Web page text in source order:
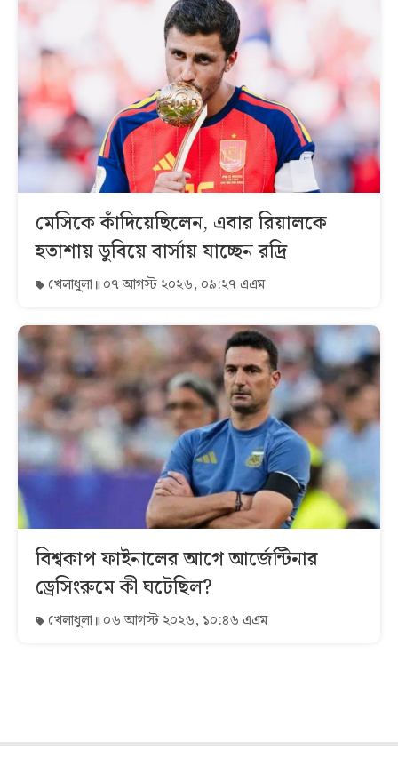
মেসিকে কাঁদিয়েছিলেন, এবার রিয়ালকে
হতাশায় ডুবিয়ে বার্সায় যাচ্ছেন রদ্রি
খেলাধুলা ০৭ আগস্ট ২০২৬, ০৯:২৭ এএম
বিশ্বকাপ ফাইনালের আগে আর্জেন্টিনার
ড্রেসিংরুমে কী ঘটেছিল?
খেলাধুলা ০৬ আগস্ট ২০২৬, ১০:৪৬ এএম